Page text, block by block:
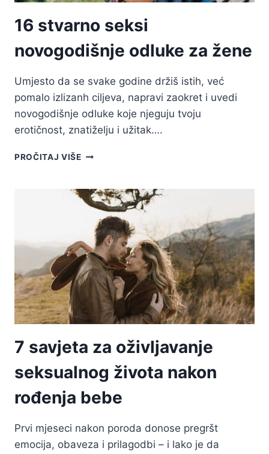
16 stvarno seksi
novogodišnje odluke za žene
Umjesto da se svake godine držiš istih, već
pomalo izlizanh ciljeva, napravi zaokret i uvedi
novogodišnje odluke koje njeguju tvoju
erotičnost, znatiželju i užitak….
PROČITAJ VIŠE16
NOVOGODIŠNJE
ODLUKE
ŽENE
7 savjeta za oživljavanje
seksualnog života nakon
rođenja bebe
Prvi mjeseci nakon poroda donose pregršt
emocija, obaveza i prilagodbi – i lako je da